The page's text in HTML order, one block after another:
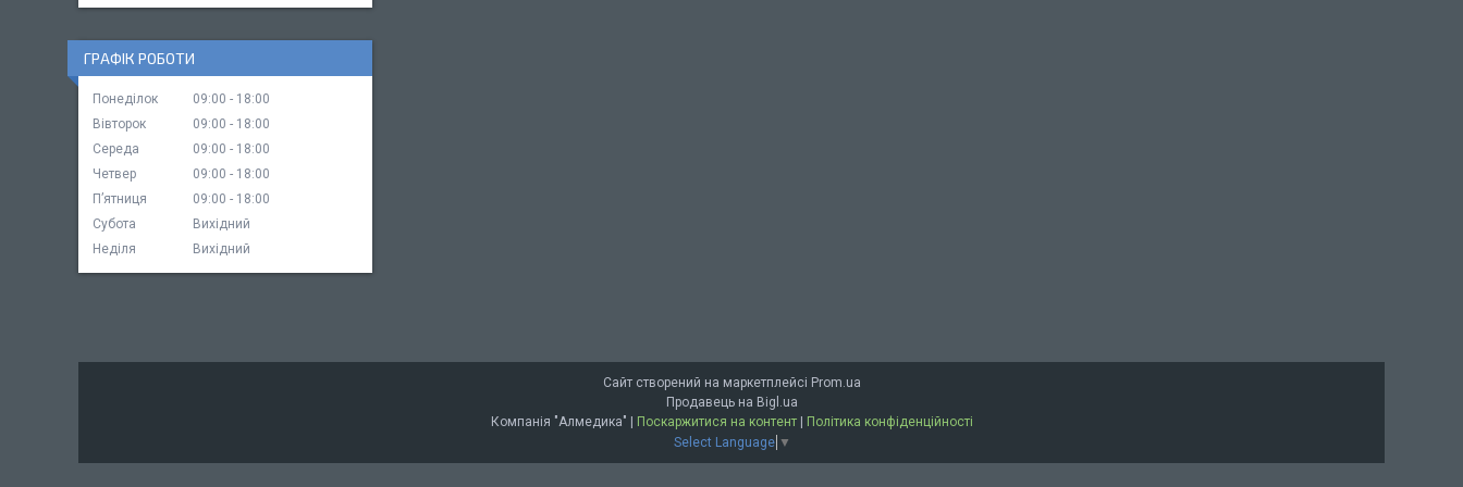
ГРАФІК РОБОТИ
Понеділок 09:00
18:00
Вівторок
09:00
18:00
Середа
09:00
18:00
Четвер
09:00
18:00
Пʼятниця
09:00
18:00
Субота
Вихідний
Неділя
Вихідний
Сайт створений на маркетплейсі Prom.ua
Продавець на Bigl.ua
Поскаржитися на контент
Політика конфіденційності
Select Language ▼